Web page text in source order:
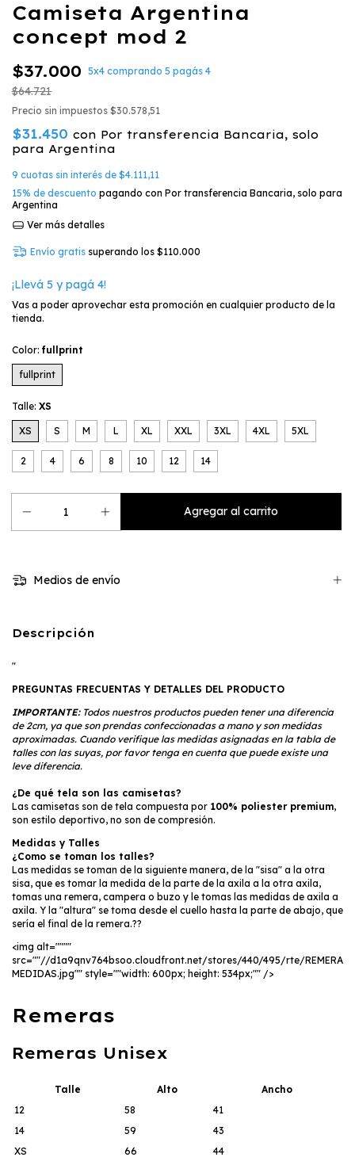
Camiseta Argentina
concept mod 2
$37.000 5x4 comprando 5 pagás 4
$64.721
Precio sin impuestos $30.578,51
$31.450 con Por transferencia Bancaria, solo
para Argentina
9 cuotas sin interés de $4.111,11
15% de descuento pagando con Por transferencia Bancaria, solo para
Argentina
Ver más detalles
Envío gratis superando los $110.000
¡Llevá 5 y pagá 4!
Vas a poder aprovechar esta promoción en cualquier producto de la
tienda.
Color: fullprint
fullprint
Talle: XS
XS S M L XL XXL 3XL 4XL 5XL
2 4 6 8 10 12 14
Medios de envío
Descripción
"
PREGUNTAS FRECUENTAS Y DETALLES DEL PRODUCTO
IMPORTANTE:Todos nuestros productos pueden tener una diferencia
de 2cm, ya que son prendas confeccionadas a mano y son medidas
aproximadas. Cuando verifique las medidas asignadas en la tabla de
talles con las suyas, por favor tenga en cuenta que puede existe una
leve diferencia.
¿De qué tela son las camisetas?
Las camisetas son de tela compuesta por 100% poliester premium,
son estilo deportivo, no son de compresión.
Medidas y Talles
¿Como se toman los talles?
Las medidas se toman de la siguiente manera, de la "sisa" a la otra
sisa, que es tomar la medida de la parte de la axila a la otra axila,
tomas una remera, campera o buzo y le tomas las medidas de axila a
axila. Y la "altura" se toma desde el cuello hasta la parte de abajo, que
sería el final de la remera.??
<img alt=""""
src=""//d1a9qnv764bsoo.cloudfront.net/stores/440/495/rte/REMERA
MEDIDAS.jpg"" style=""width: 600px; height: 534px;"" />
Remeras
Remeras Unisex
Talle Alto
Ancho
12
58
41
14
59
43
XS
66 44